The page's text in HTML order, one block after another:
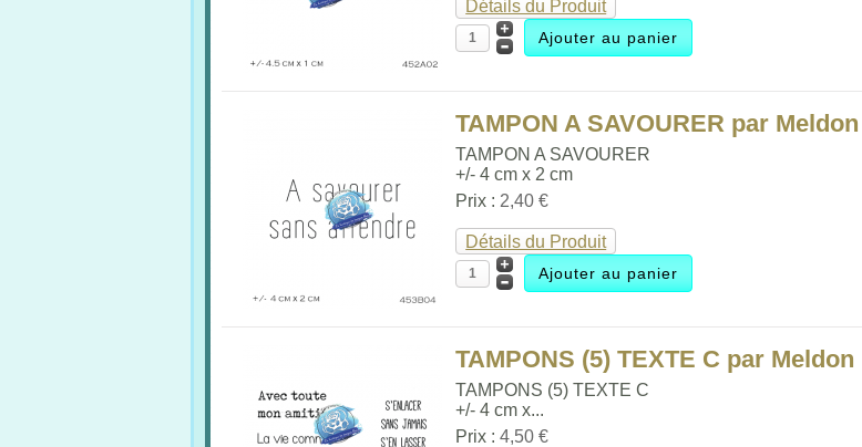
Détails du Produit
TAMPON A SAVOURER par Meldon
TAMPON A SAVOURER
+/- 4 cm x 2 cm
Prix : 2,40 €
Détails du Produit
TAMPONS (5) TEXTE C par Meldon
TAMPONS (5) TEXTE C
+/- 4 cm x...
Prix :4,50 €